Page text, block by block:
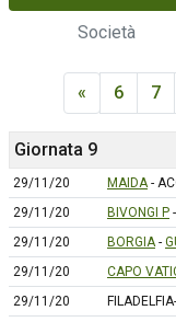
Società
« 6 7
Giornata 9
29/11/20 MAIDA-
29/11/20
BIVONGI P -
29/11/20
BORGIA-
29/11/20
CAPO
29/11/20
FILADELFIA-